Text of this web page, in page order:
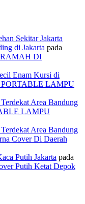
Sekitar Jakarta
di Jakarta pada
RAMAH DI
Enam Kursi di
LAMPU
Area Bandung
LAMPU
Area Bandung
Cover Di Daerah
Putih Jakarta pada
Putih Ketat Depok